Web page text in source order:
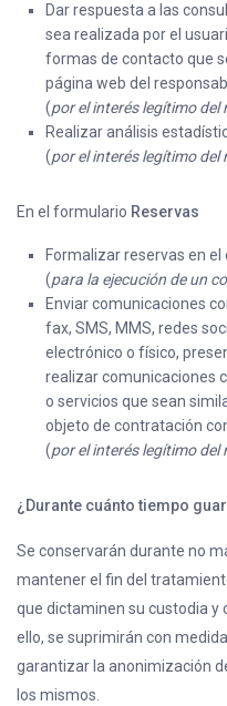
Dar respuesta a las
sea realizada por el
formas de contacto que
página web del
(por el interés legítimo del
Realizar análisis
(por el interés legítimo del
En el formulario Reservas
Formalizar reservas en
(para la ejecución de un
Enviar comunicaciones
fax, SMS, MMS, redes
electrónico o físico,
realizar comunicaciones
o servicios que sean
objeto de contratación
(por el interés legítimo del
¿Durante cuánto tiempo
Se conservarán durante no
mantener el fin del
que dictaminen su custodia y
ello, se suprimirán con
garantizar la anonimización
los mismos.